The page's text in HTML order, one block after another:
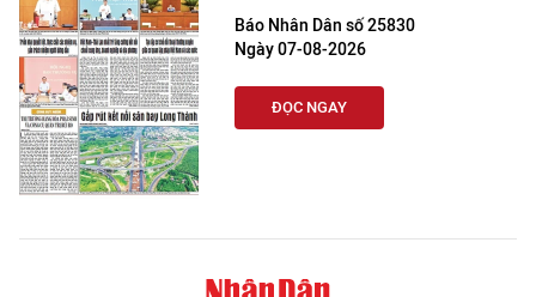
Báo Nhân Dân số 25830
Ngày 07-08-2026
ĐỌC NGAY